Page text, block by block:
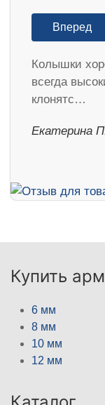
Вперед
Колышки
всегда
клонятс…
Екатерина
Купить
6 мм
8 мм
10 мм
12 мм